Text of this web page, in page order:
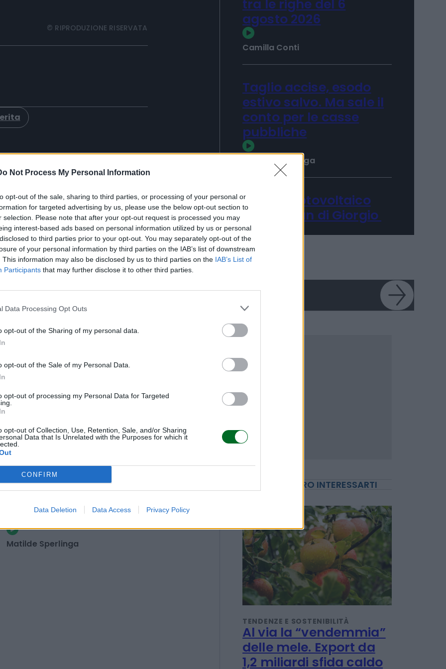
Not Process My Personal Information
opt-out of the sale, sharing to third parties, or processing of your personal or
for targeted advertising by us, please use the below opt-out section to
selection. Please note that after your opt-out request is processed you may
interest-based ads based on personal information utilized by us or personal
to third parties prior to your opt-out. You may separately opt-out of the
of your personal information by third parties on the IAB’s list of downstream
This information may also be disclosed by us to third parties on the IAB’s List of
Participants that may further disclose it to other third parties.
Data Processing Opt Outs
opt-out of the Sharing of my personal data.
opt-out of the Sale of my Personal Data.
opt-out of processing my Personal Data for Targeted
opt-out of Collection, Use, Retention, Sale, and/or Sharing
Data that Is Unrelated with the Purposes for which it
CONFIRM
Data Deletion Data Access Privacy Policy
La puntata di Moneta
tra le righe del 6
agosto 2026
Camilla Conti
Taglio accise, esodo
estivo salvo. Ma sale il
conto per le casse
pubbliche
Matilde Sperlinga
Il parco fotovoltaico
Enel di Pian di Giorgio
Ma sale il conto per le casse
pubbliche
POTREBBERO INTERESSARTI
TENDENZE E SOSTENIBILITÀ